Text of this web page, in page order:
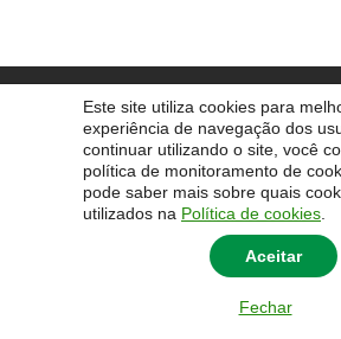
Este site utiliza cookies para
experiência de navegação dos
continuar utilizando o site, você
política de monitoramento de
pode saber mais sobre quais
utilizados na Política de cookies
Aceitar
Fechar